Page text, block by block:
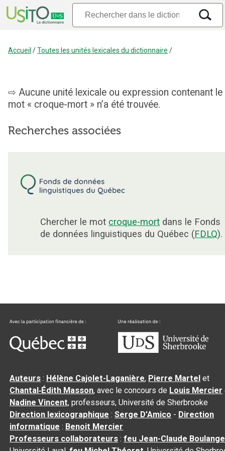
Accueil /Toutes les unités lexicales du dictionnaire /
Aucune unité lexicale ou expression contenant le
mot « croque-mort » n’a été trouvée.
Recherches associées
Chercher le mot croque-mort dans le Fonds
de données linguistiques du Québec (FDLQ).
Auteurs : Hélène Cajolet-Laganière, Pierre Martel et
Chantal‑Édith Masson, avec le concours de Louis Mercier
Nadine Vincent, professeurs, Université de Sherbrooke
Direction lexicographique :Serge D’Amico - Direction
informatique : Benoit Mercier
Professeurs collaborateurs :feu Jean-Claude